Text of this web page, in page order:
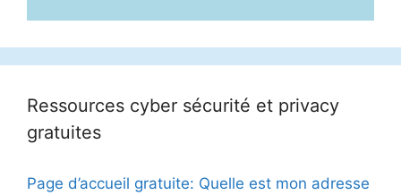
Ressources cyber sécurité et privacy
gratuites
Page d’accueil gratuite: Quelle est mon adresse